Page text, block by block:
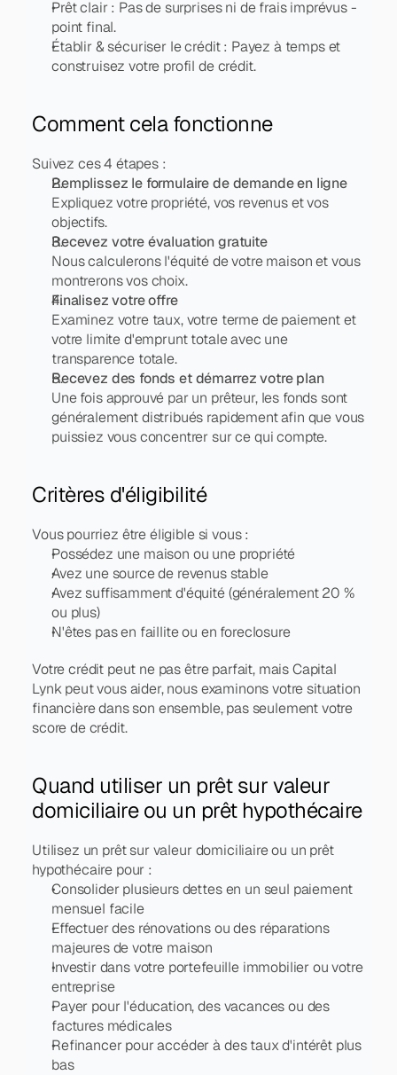
Prêt clair : Pas de surprises ni de frais imprévus -
point final.
Établir & sécuriser le crédit : Payez à temps et
construisez votre profil de crédit.
Comment cela fonctionne
Suivez ces 4 étapes :
Remplissez le formulaire de demande en ligne
Expliquez votre propriété, vos revenus et vos
objectifs.
Recevez votre évaluation gratuite
Nous calculerons l'équité de votre maison et vous
montrerons vos choix.
Finalisez votre offre
Examinez votre taux, votre terme de paiement et
votre limite d'emprunt totale avec une
transparence totale.
Recevez des fonds et démarrez votre plan
Une fois approuvé par un prêteur, les fonds sont
généralement distribués rapidement afin que vous
puissiez vous concentrer sur ce qui compte.
Critères d'éligibilité
Vous pourriez être éligible si vous :
Possédez une maison ou une propriété
Avez une source de revenus stable
Avez suffisamment d'équité (généralement 20 %
ou plus)
N'êtes pas en faillite ou en foreclosure
Votre crédit peut ne pas être parfait, mais Capital
Lynk peut vous aider, nous examinons votre situation
financière dans son ensemble, pas seulement votre
score de crédit.
Quand utiliser un prêt sur valeur
domiciliaire ou un prêt hypothécaire
Utilisez un prêt sur valeur domiciliaire ou un prêt
hypothécaire pour :
Consolider plusieurs dettes en un seul paiement
mensuel facile
Effectuer des rénovations ou des réparations
majeures de votre maison
Investir dans votre portefeuille immobilier ou votre
entreprise
Payer pour l'éducation, des vacances ou des
factures médicales
Refinancer pour accéder à des taux d'intérêt plus
bas